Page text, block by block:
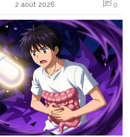
2 août 2026 0